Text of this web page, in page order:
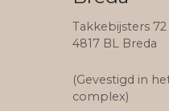
Takkebijsters 72
4817 BL Breda
(Gevestigd in
complex)